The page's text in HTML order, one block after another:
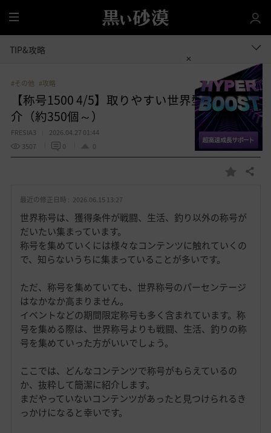
全
体
TIP&攻略
#その他 #攻略
【称号1500 4/5】取りやすい世界型称号を紹
介（約350個～）
FRESIA3
2026.04.27 01:44
3507
0 0
お
入
共有する
最近の修正日時 : 2026.06.15 13:27
世界称号は、獲得条件が戦闘、生活、釣り以外の称号が
だいたい集まっています。
称号を集めていくには様々なコンテンツに触れていくの
で、知らないうちに集まっていることが多いです。
ただ、称号を集めていても、世界称号のパーセンテージ
はなかなか高まりません。
イベントなどの期間限定称号も多く含まれています。称
号を集める際は、世界称号よりも戦闘、生活、釣りの称
号を集めていった方がいいでしょう。
ここでは、どんなコンテンツで称号がもらえているの
か、抜粋して簡潔に紹介します。
まだやっていないコンテンツがあったと見つけられるき
っかけになると幸いです。